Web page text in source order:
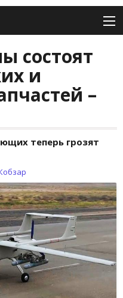
состоят
и
–
теперь грозят